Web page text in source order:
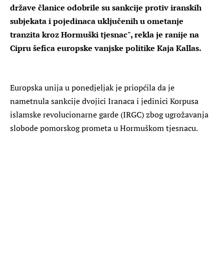
države članice odobrile su sankcije protiv iranskih
subjekata i pojedinaca uključenih u ometanje
tranzita kroz Hormuški tjesnac", rekla je ranije na
Cipru šefica europske vanjske politike Kaja Kallas.
Europska unija u ponedjeljak je priopćila da je
nametnula sankcije dvojici Iranaca i jedinici Korpusa
islamske revolucionarne garde (IRGC) zbog ugrožavanja
slobode pomorskog prometa u Hormuškom tjesnacu.